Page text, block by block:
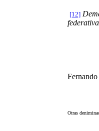
[12]
federativa
Otras